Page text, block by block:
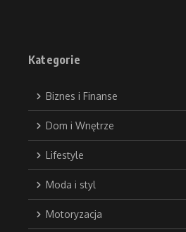
Kategorie
Biznes i Finanse
Dom i Wnętrze
Lifestyle
Moda i styl
Motoryzacja